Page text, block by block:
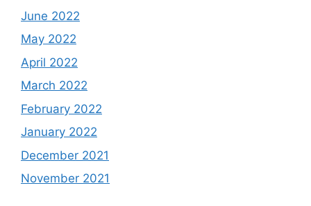
June 2022
May 2022
April 2022
March 2022
February 2022
January 2022
December 2021
November 2021